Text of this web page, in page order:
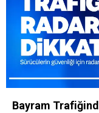
Bayram